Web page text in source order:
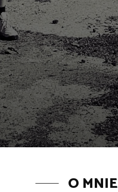
O MNIE